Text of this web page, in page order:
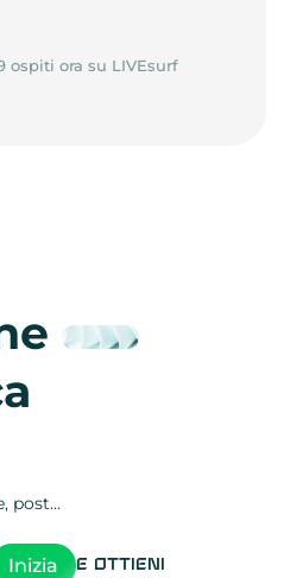
ospiti ora su LIVEsurf
post…
Inizia e ottieni